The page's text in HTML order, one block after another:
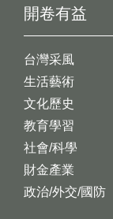
開卷有益
台灣采風
生活藝術
文化歷史
教育學習
社會/科學
財金產業
政治/外交/國防